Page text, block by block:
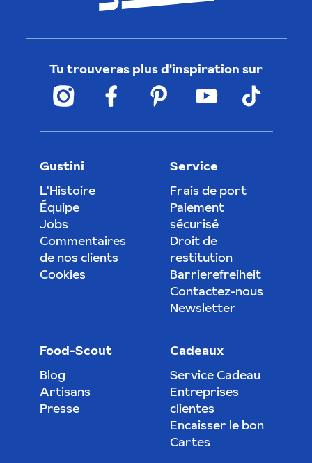
Tu trouveras plus d'inspiration sur
Gustini
L'Histoire
Équipe
Jobs
Commentaires
de nos clients
Cookies
Service
Frais de port
Paiement
sécurisé
Droit de
restitution
Barrierefreiheit
Contactez-nous
Newsletter
Food-Scout
Blog
Artisans
Presse
Cadeaux
Service Cadeau
Entreprises
clientes
Encaisser le bon
Cartes